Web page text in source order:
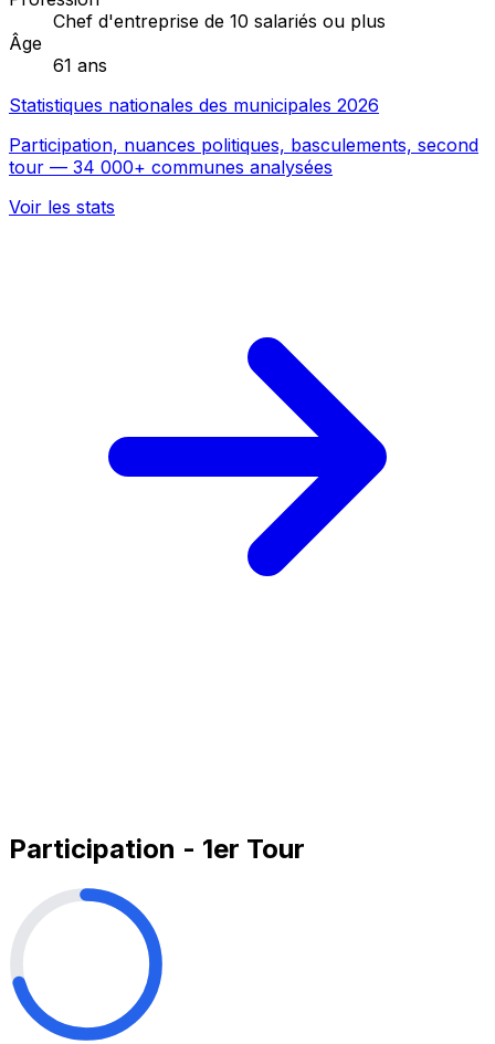
Chef d'entreprise de 10 salariés ou plus
Âge
61 ans
Statistiques nationales des municipales 2026
Participation, nuances politiques, basculements, second
tour — 34 000+ communes analysées
Voir les stats
Participation - 1er Tour